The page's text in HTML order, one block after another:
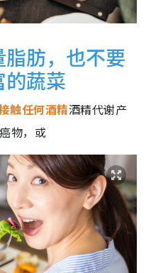
肪，也不要
蔬菜
触任何酒精酒精代谢产
物，或